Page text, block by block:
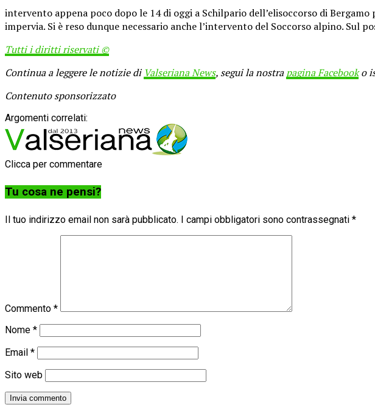
intervento appena poco dopo le 14 di oggi a Schilpario dell’elisoccorso di
impervia. Si è reso dunque necessario anche l’intervento del Soccorso alpino. Sul
Tutti i diritti riservati ©
Continua a leggere le notizie di Valseriana News, segui la nostrapagina Facebooko
Contenuto sponsorizzato
Argomenti correlati:
Clicca per commentare
Tu cosa ne pensi?
Il tuo indirizzo email non sarà pubblicato. I campi obbligatori sono contrassegnati *
Commento *
Nome *
Email *
Sito web